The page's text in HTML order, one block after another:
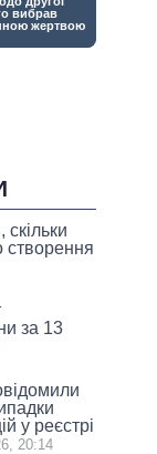
створення
за 13
у реєстрі
20:14